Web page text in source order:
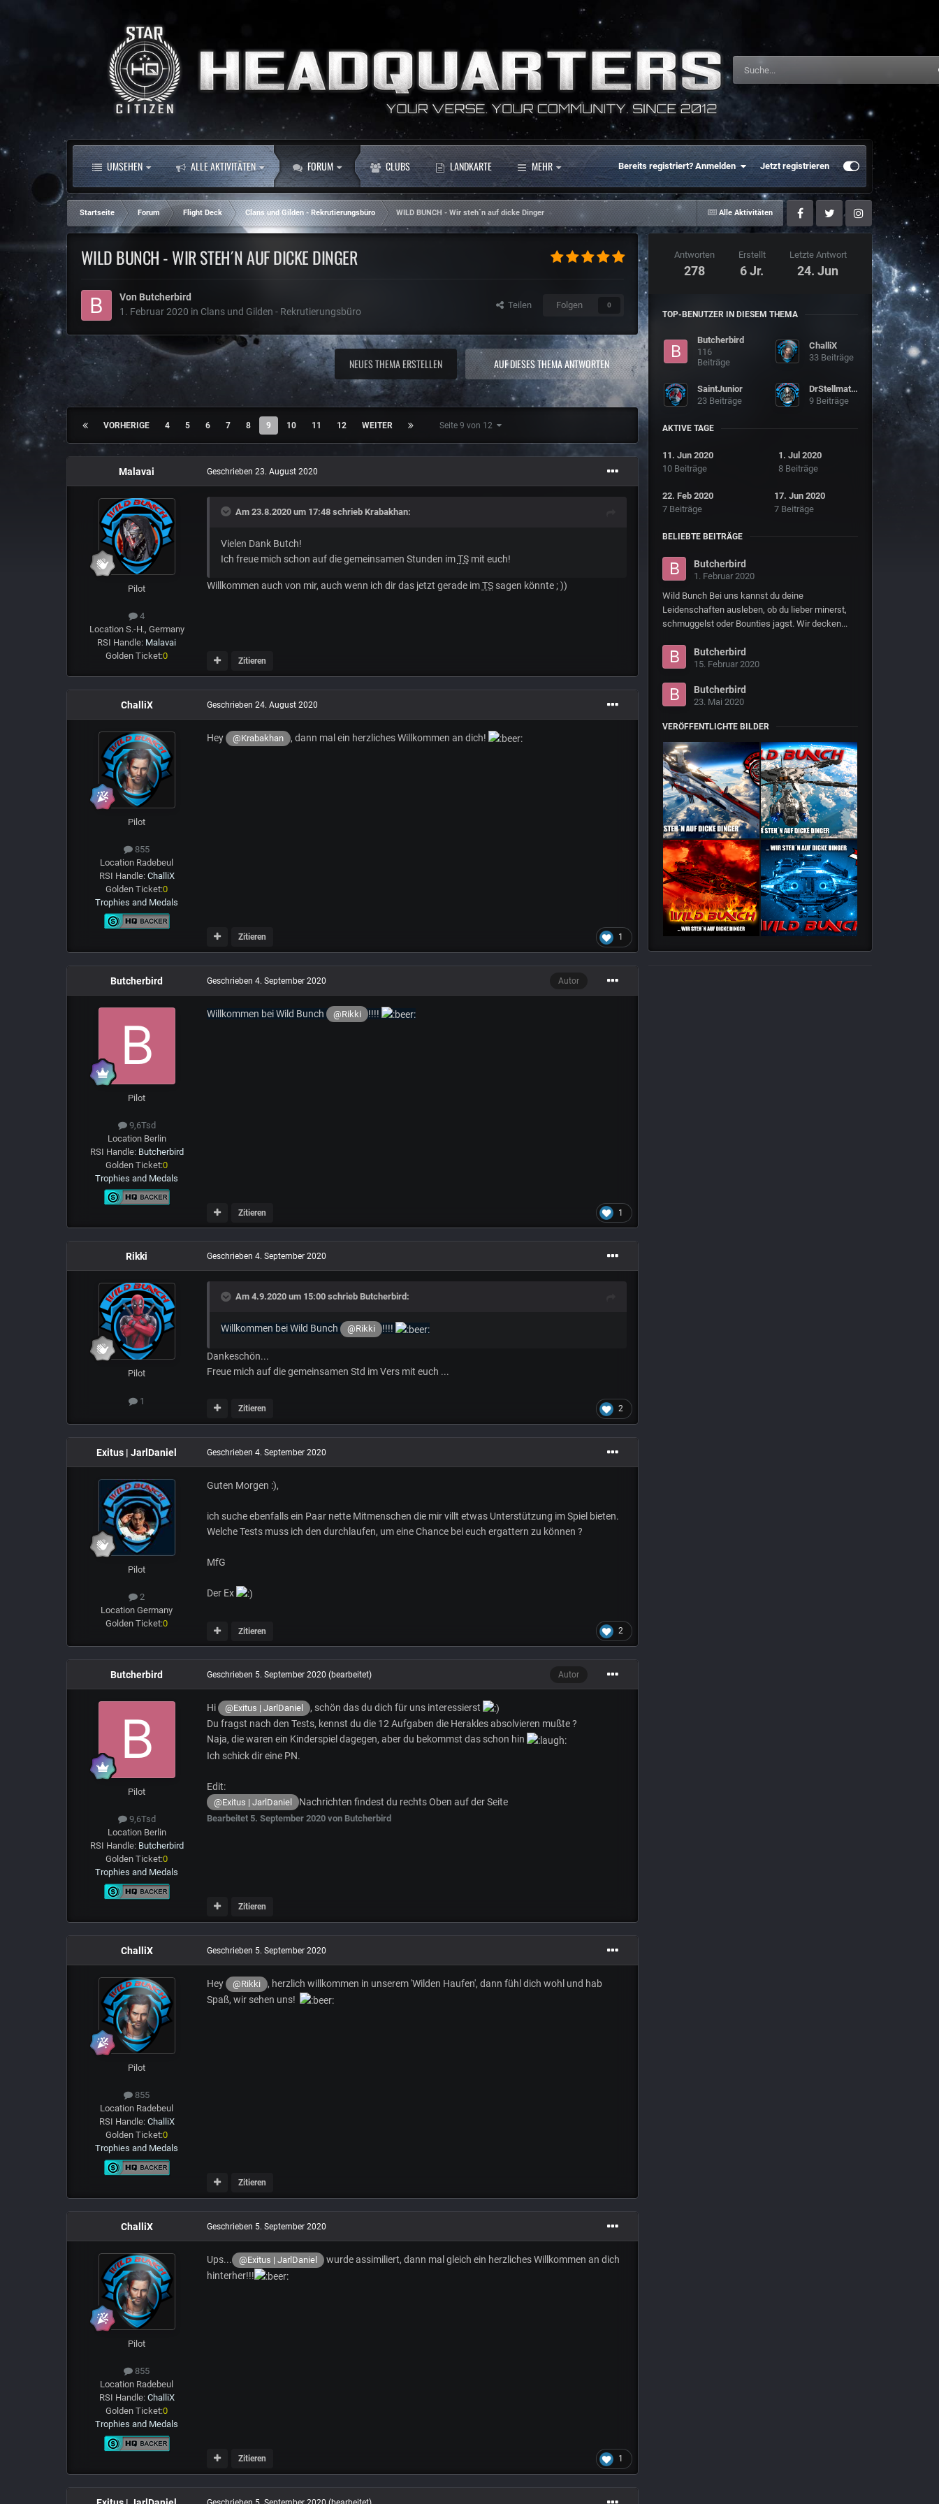
UMSEHEN ALLE AKTIVITÄTEN FORUM CLUBS LANDKARTE MEHR Bereits registriert? Anmelden Jetzt registrieren
Alle Aktivitäten
Startseite Forum Flight Deck Clans und Gilden - Rekrutierungsbüro
WILD BUNCH - Wir steh´n auf dicke Dinger
FacebookTwitter Instagram
WILD BUNCH - WIR STEH´N AUF DICKE DINGER
Von Butcherbird
1. Februar 2020 in Clans und Gilden - Rekrutierungsbüro
Teilen Folgen 0
AUF DIESES THEMA ANTWORTEN
NEUES THEMA ERSTELLEN
VORHERIGE 4 5 6 7 8 9 10 11 12 WEITER Seite 9 von 12
Malavai
Pilot
4
Location S.-H., Germany
RSI Handle: Malavai
Golden Ticket:0
Geschrieben 23. August 2020
Am 23.8.2020 um 17:48 schrieb Krabakhan:
Vielen Dank Butch!
Ich freue mich schon auf die gemeinsamen Stunden imTSmit euch!
Willkommen auch von mir, auch wenn ich dir das jetzt gerade imTSsagen könnte ; ))
Zitieren
ChalliX
Pilot
855
Location Radebeul
RSI Handle: ChalliX
Golden Ticket:0
Trophies and Medals
Geschrieben 24. August 2020
Hey @Krabakhan , dann mal ein herzliches Willkommen an dich!
1
Zitieren
Butcherbird
Pilot
9,6Tsd
Location Berlin
RSI Handle: Butcherbird
Golden Ticket:0
Trophies and Medals
Autor
Geschrieben 4. September 2020
Willkommen bei Wild Bunch @Rikki !!!!
1
Zitieren
Rikki
Pilot
1
Geschrieben 4. September 2020
Am 4.9.2020 um 15:00 schrieb Butcherbird :
Willkommen bei Wild Bunch @Rikki !!!!
Dankeschön...
Freue mich auf die gemeinsamen Std im Vers mit euch ...
2
Zitieren
Exitus | JarlDaniel
Pilot
2
LocationGermany
Golden Ticket:0
Geschrieben 4. September 2020
Guten Morgen :),
ich suche ebenfalls ein Paar nette Mitmenschen die mir villt etwas Unterstützung im Spiel bieten.
Welche Tests muss ich den durchlaufen, um eine Chance bei euch ergattern zu können ?
MfG
Der Ex
2
Zitieren
Butcherbird
Pilot
9,6Tsd
Location Berlin
RSI Handle: Butcherbird
Golden Ticket:0
Trophies and Medals
Autor
Geschrieben 5. September 2020 (bearbeitet)
Hi @Exitus | JarlDaniel
, schön das du dich für uns interessierst
Du fragst nach den Tests, kennst du die 12 Aufgaben die Herakles absolvieren mußte ?
Naja, die waren ein Kinderspiel dagegen, aber du bekommst das schon hin
Ich schick dir eine PN.
Edit:
@Exitus | JarlDaniel Nachrichten findest du rechts Oben auf der Seite
Bearbeitet 5. September 2020von Butcherbird
Zitieren
ChalliX
Pilot
855
Location Radebeul
RSI Handle: ChalliX
Golden Ticket:0
Trophies and Medals
Geschrieben 5. September 2020
Hey @Rikki
, herzlich willkommen in unserem 'Wilden Haufen', dann fühl dich wohl und hab
Spaß, wir sehen uns!
Zitieren
ChalliX
Pilot
855
Location Radebeul
RSI Handle: ChalliX
Golden Ticket:0
Trophies and Medals
Geschrieben 5. September 2020
Ups... @Exitus | JarlDaniel
wurde assimiliert, dann mal gleich ein herzliches Willkommen an dich
hinterher!!!
1
Zitieren
Antworten
278
Erstellt
6 Jr.
Letzte Antwort
24. Jun
TOP-BENUTZER IN DIESEM THEMA
Butcherbird
116
Beiträge
ChalliX
33 Beiträge
SaintJunior
23 Beiträge
DrStellmatra
9 Beiträge
AKTIVE TAGE
11. Jun 2020
10 Beiträge
1. Jul 2020
8 Beiträge
22. Feb 2020
7 Beiträge
17. Jun 2020
7 Beiträge
BELIEBTE BEITRÄGE
Butcherbird
1. Februar 2020
Wild Bunch Bei uns kannst du deine
Leidenschaften ausleben, ob du lieber minerst,
schmuggelst oder Bounties jagst. Wir decken...
Butcherbird
15. Februar 2020
Butcherbird
23. Mai 2020
VERÖFFENTLICHTE BILDER